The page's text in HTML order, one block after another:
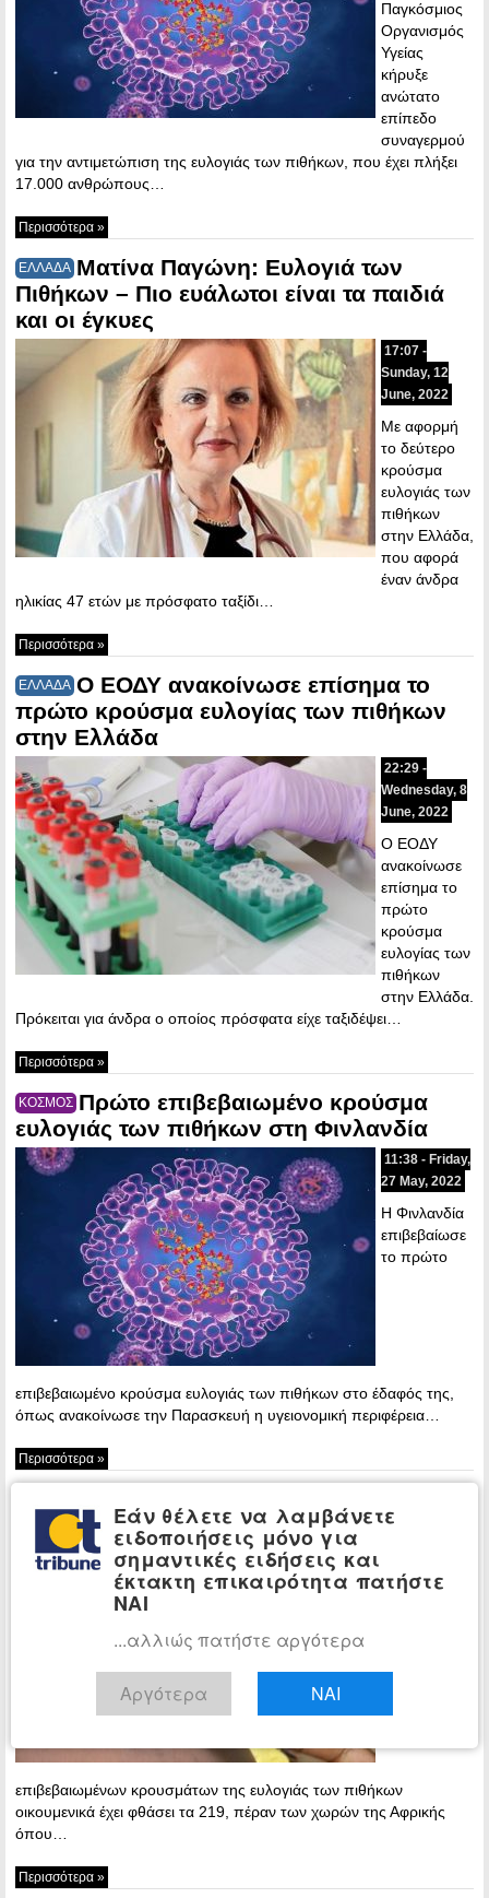
Παγκόσμιος
Οργανισμός
Υγείας
κήρυξε
ανώτατο
επίπεδο
συναγερμού
για την αντιμετώπιση της ευλογιάς των πιθήκων, που έχει πλήξει
17.000 ανθρώπους…
Περισσότερα »
ΕΛΛΑΔΑ Ματίνα Παγώνη: Ευλογιά των
Πιθήκων – Πιο ευάλωτοι είναι τα παιδιά
και οι έγκυες
17:07 -
Sunday, 12
June, 2022
Με αφορμή
το δεύτερο
κρούσμα
ευλογιάς των
πιθήκων
στην Ελλάδα,
που αφορά
έναν άνδρα
ηλικίας 47 ετών με πρόσφατο ταξίδι…
Περισσότερα »
ΕΛΛΑΔΑ Ο ΕΟΔΥ ανακοίνωσε επίσημα το
πρώτο κρούσμα ευλογίας των πιθήκων
στην Ελλάδα
22:29 -
Wednesday, 8
June, 2022
Ο ΕΟΔΥ
ανακοίνωσε
επίσημα το
πρώτο
κρούσμα
ευλογίας των
πιθήκων
στην Ελλάδα.
Πρόκειται για άνδρα ο οποίος πρόσφατα είχε ταξιδέψει…
Περισσότερα »
ΚΟΣΜΟΣ Πρώτο επιβεβαιωμένο κρούσμα
ευλογιάς των πιθήκων στη Φινλανδία
11:38 - Friday,
27 May, 2022
Η Φινλανδία
επιβεβαίωσε
το πρώτο
επιβεβαιωμένο κρούσμα ευλογιάς των πιθήκων στο έδαφός της,
όπως ανακοίνωσε την Παρασκευή η υγειονομική περιφέρεια…
Περισσότερα »
της ευλογιάς των πιθήκων
Thursday, 26
επιβεβαιωμένων κρουσμάτων της ευλογιάς των πιθήκων
οικουμενικά έχει φθάσει τα 219, πέραν των χωρών της Αφρικής
όπου…
Περισσότερα »
Εάν θέλετε να λαμβάνετε
ειδοποιήσεις μόνο για
σημαντικές ειδήσεις και
έκτακτη επικαιρότητα πατήστε
ΝΑΙ
...αλλιώς πατήστε αργότερα
Αργότερα ΝΑΙ